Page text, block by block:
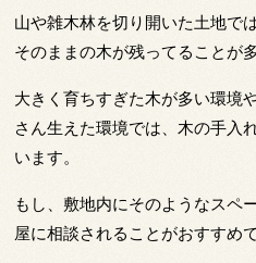
山や雑木林を切り開いた土地で
そのままの木が残ってることが
大きく育ちすぎた木が多い環境
さん生えた環境では、木の手入
います。
もし、敷地内にそのようなスペ
屋に相談されることがおすすめで